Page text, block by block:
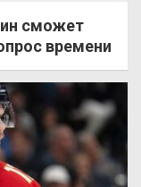
сможет
времени